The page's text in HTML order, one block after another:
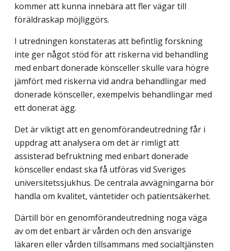
kommer att kunna innebära att fler vägar till
föräldraskap möjliggörs.
I utredningen konstateras att befintlig forskning
inte ger något stöd för att riskerna vid behandling
med enbart donerade könsceller skulle vara högre
jämfört med riskerna vid andra behandlingar med
donerade könsceller, exempelvis behandlingar med
ett donerat ägg.
Det är viktigt att en genomförandeutredning får i
uppdrag att analysera om det är rimligt att
assisterad befruktning med enbart donerade
könsceller endast ska få utföras vid Sveriges
universitetssjukhus. De centrala avvägningarna bör
handla om kvalitet, väntetider och patientsäkerhet.
Därtill bör en genomförandeutredning noga väga
av om det enbart är vården och den ansvarige
läkaren eller vården tillsammans med socialtjänsten